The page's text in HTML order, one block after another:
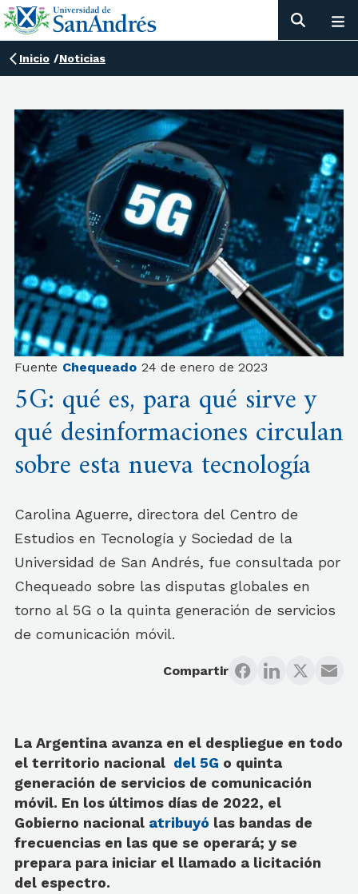
Inicio /Noticias
Fuente Chequeado 24 de enero de 2023
5G: qué es, para qué sirve y
qué desinformaciones circulan
sobre esta nueva tecnología
Carolina Aguerre, directora del Centro de
Estudios en Tecnología y Sociedad de la
Universidad de San Andrés, fue consultada por
Chequeado sobre las disputas globales en
torno al 5G o la quinta generación de servicios
de comunicación móvil.
Compartir
La Argentina avanza en el despliegue en todo
el territorio nacional del 5G o quinta
generación de servicios de comunicación
móvil. En los últimos días de 2022, el
Gobierno nacional atribuyó las bandas de
frecuencias en las que se operará; y se
prepara para iniciar el llamado a licitación
del espectro.